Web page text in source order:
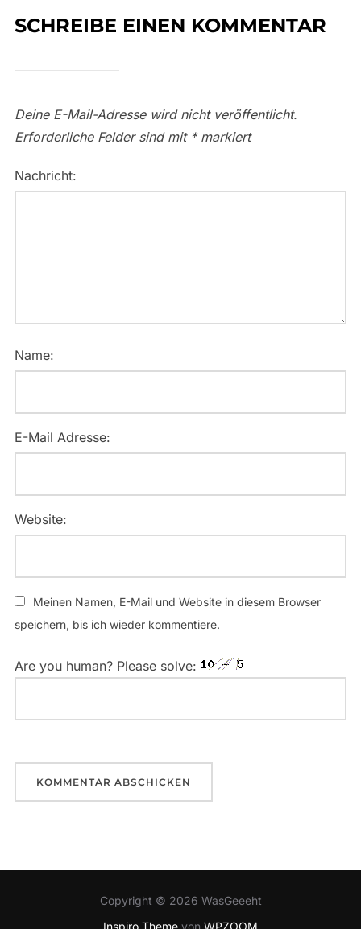
SCHREIBE EINEN KOMMENTAR
Deine E-Mail-Adresse wird nicht veröffentlicht.
Erforderliche Felder sind mit *markiert
Nachricht:
Name:
E-Mail Adresse:
Website:
Meinen Namen, E-Mail und Website in diesem Browser
speichern, bis ich wieder kommentiere.
Are you human? Please solve:
Copyright © 2026 WasGeeeht
Inspiro Theme von WPZOOM